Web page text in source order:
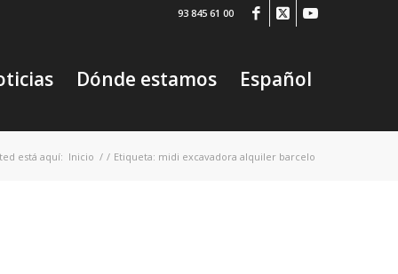
93 845 61 00
Dónde estamos Español
está aquí: Inicio / / Etiqueta: midi excavadora alquiler barcelo